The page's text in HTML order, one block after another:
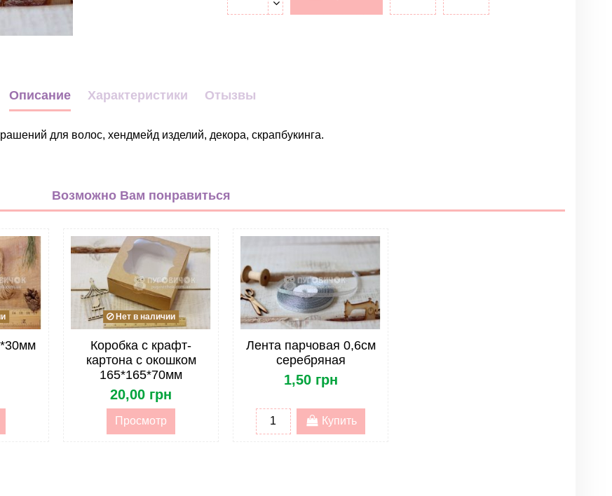
Описание Характеристики Отызвы
для волос, хендмейд изделий, декора, скрапбукинга.
Золотой
6мм
Лента
Однотонная
Парчевая
Метражом
Возможно Вам понравиться
Нет в наличии
Коробка с крафт-
картона с окошком
165*165*70мм
20,00 грн
Просмотр
Лента парчовая 0,6см
серебряная
1,50 грн
Купить